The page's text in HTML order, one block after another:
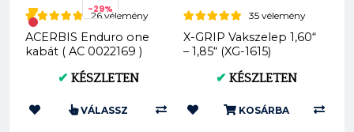
-29%
26 vélemény
ACERBIS Enduro one
kabát ( AC 0022169 )
✔ KÉSZLETEN
VÁLASSZ
35 vélemény
X-GRIP Vakszelep 1,60“
– 1,85“ (XG-1615)
✔ KÉSZLETEN
KOSÁRBA